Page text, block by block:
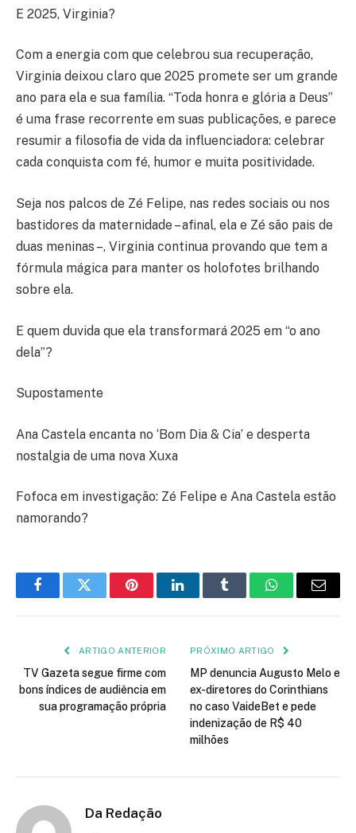
E 2025, Virginia?
Com a energia com que celebrou sua recuperação,
Virginia deixou claro que 2025 promete ser um grande
ano para ela e sua família. “Toda honra e glória a Deus”
é uma frase recorrente em suas publicações, e parece
resumir a filosofia de vida da influenciadora: celebrar
cada conquista com fé, humor e muita positividade.
Seja nos palcos de Zé Felipe, nas redes sociais ou nos
bastidores da maternidade – afinal, ela e Zé são pais de
duas meninas –, Virginia continua provando que tem a
fórmula mágica para manter os holofotes brilhando
sobre ela.
E quem duvida que ela transformará 2025 em “o ano
dela”?
Supostamente
Ana Castela encanta no ‘Bom Dia & Cia’ e desperta
nostalgia de uma nova Xuxa
Fofoca em investigação: Zé Felipe e Ana Castela estão
namorando?
FacebookTwitter PinterestLinkedInTumblr WhatsApp
E-
ARTIGO ANTERIOR
TV Gazeta segue firme com
bons índices de audiência em
sua programação própria
PRÓXIMO ARTIGO
MP denuncia Augusto Melo e
ex-diretores do Corinthians
no caso VaideBet e pede
indenização de R$ 40
milhões
Da Redação